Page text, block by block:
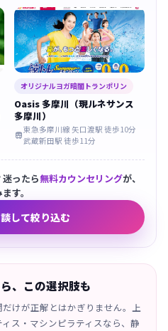
オリジナルヨガ暗闇トランポリン
Oasis 多摩川（現ルネサンス
多摩川）

東急多摩川線 矢口渡駅 徒歩10分
武蔵新田駅 徒歩11分
ったら無料カウンセリングが、
す。
して絞り込む
、この選択肢も
けが正解とはかぎりません。上
ス・マシンピラティスなら、静